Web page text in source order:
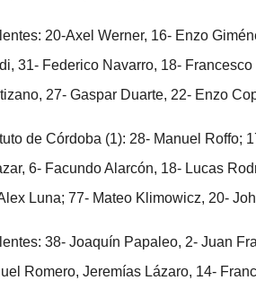
20-Axel Werner, 16- Enzo
31- Federico Navarro, 18-
27- Gaspar Duarte, 22- Enzo
de Córdoba (1): 28- Manuel Roffo;
6- Facundo Alarcón, 18- Lucas
Luna; 77- Mateo Klimowicz, 20-
38- Joaquín Papaleo, 2- Juan
Romero, Jeremías Lázaro, 14-